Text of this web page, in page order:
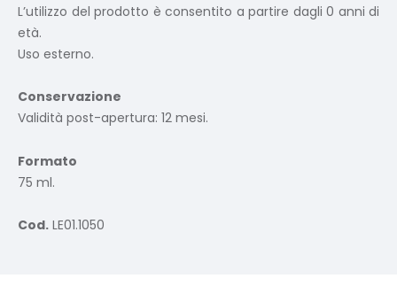
L’utilizzo del prodotto è consentito a partire dagli 0 anni di
età.
Uso esterno.
Conservazione
Validità post-apertura: 12 mesi.
Formato
75 ml.
Cod. LE01.1050